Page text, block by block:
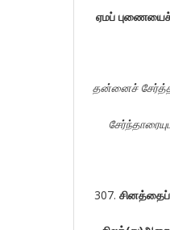
ஏமப்
தன்னைச்
சினத்தைப்